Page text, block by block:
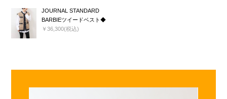
JOURNAL STANDARD
BARBIEツイードベスト◆
￥36,300(税込)